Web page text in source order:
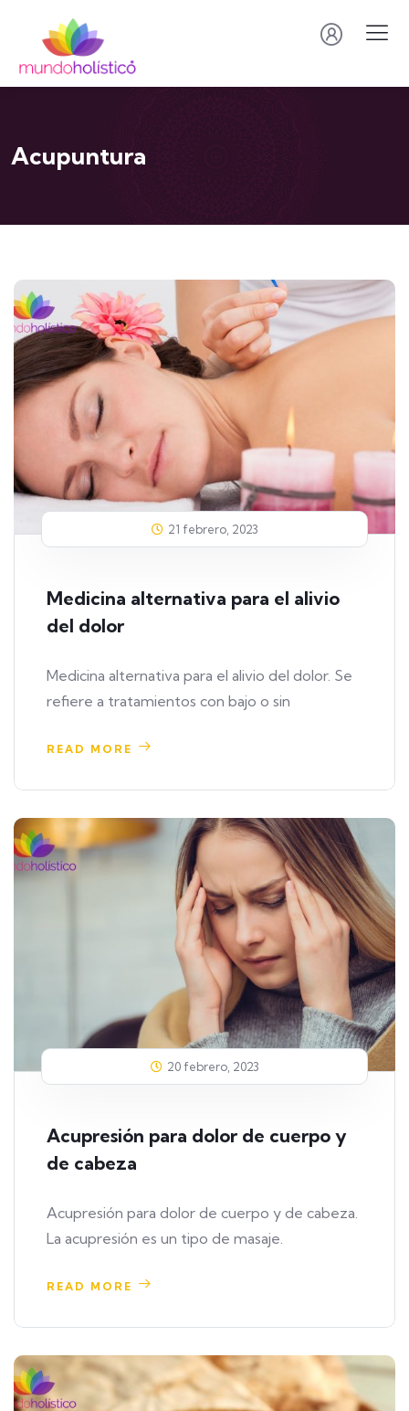
Acupuntura
21 febrero, 2023
Medicina alternativa para el alivio
del dolor
Medicina alternativa para el alivio del dolor. Se
refiere a tratamientos con bajo o sin
READ MORE
20 febrero, 2023
Acupresión para dolor de cuerpo y
de cabeza
Acupresión para dolor de cuerpo y de cabeza.
La acupresión es un tipo de masaje.
READ MORE